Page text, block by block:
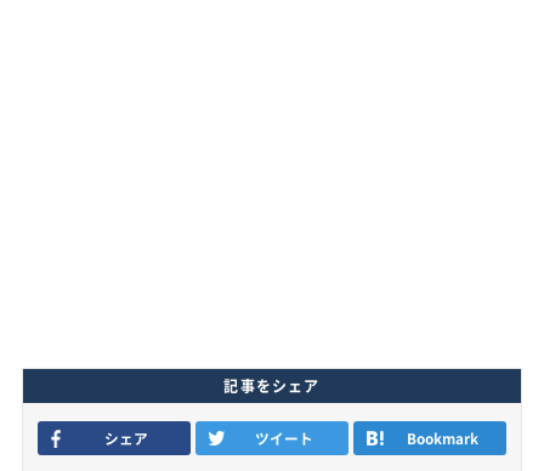
記事をシェア
シェア ツイート Bookmark